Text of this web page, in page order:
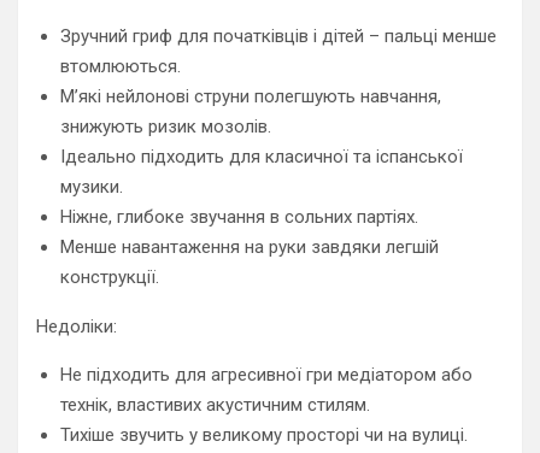
Зручний гриф для початківців і дітей – пальці менше
втомлюються.
М’які нейлонові струни полегшують навчання,
знижують ризик мозолів.
Ідеально підходить для класичної та іспанської
музики.
Ніжне, глибоке звучання в сольних партіях.
Менше навантаження на руки завдяки легшій
конструкції.
Недоліки:
Не підходить для агресивної гри медіатором або
технік, властивих акустичним стилям.
Тихіше звучить у великому просторі чи на вулиці.